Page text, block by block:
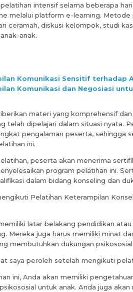
intensif selama beberapa
melalui platform e-learning. Metode
ceramah, diskusi kelompok, studi
anak.
Komunikasi Sensitif terhadap
Komunikasi dan Negosiasi
materi yang komprehensif
telah dipelajari dalam situasi nyata.
pengalaman peserta, sehingga
ini.
peserta akan menerima
program pelatihan ini.
dalam bidang konseling dan
Pelatihan Keterampilan
latar belakang pendidikan
Mereka juga harus memiliki minat
membutuhkan dukungan psikososial.
saya peroleh setelah mengikuti
ini, Anda akan memiliki
untuk anak. Anda juga